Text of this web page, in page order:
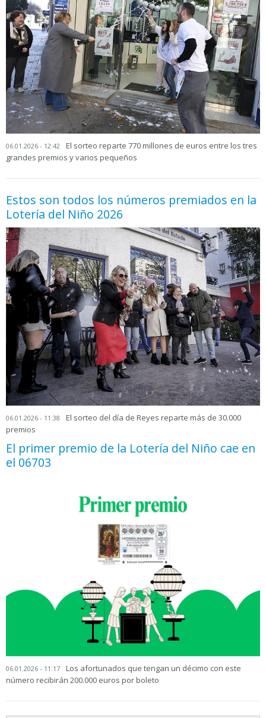
06.01.2026 - 12:42
El sorteo reparte 770 millones de euros entre los tres
grandes premios y varios pequeños
Estos son todos los números premiados en la
Lotería del Niño 2026
06.01.2026 - 11:38
El sorteo del día de Reyes reparte más de 30.000
premios
El primer premio de la Lotería del Niño cae en
el 06703
06.01.2026 - 11:17
Los afortunados que tengan un décimo con este
número recibirán 200.000 euros por boleto